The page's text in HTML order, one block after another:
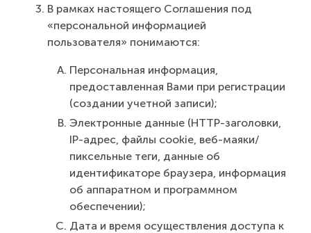
В рамках настоящего Соглашения под
«персональной информацией
пользователя» понимаются:
Персональная информация,
предоставленная Вами при регистрации
(создании учетной записи);
Электронные данные (HTTP-заголовки,
IP-адрес, файлы cookie, веб-маяки/
пиксельные теги, данные об
идентификаторе браузера, информация
об аппаратном и программном
обеспечении);
Дата и время осуществления доступа к